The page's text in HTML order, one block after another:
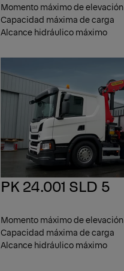
Momento máximo de elevación
Capacidad máxima de carga
Alcance hidráulico máximo
PK 24.001 SLD 5
Momento máximo de elevación
Capacidad máxima de carga
Alcance hidráulico máximo